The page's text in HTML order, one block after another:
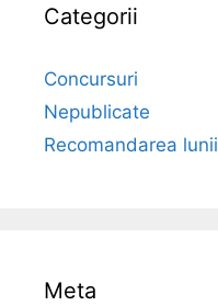
Categorii
Concursuri
Nepublicate
Recomandarea lunii
Meta